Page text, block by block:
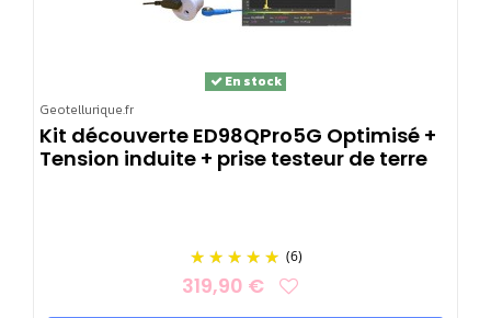
Geotellurique.fr
En stock
Kit découverte ED98QPro5G Optimisé +
Tension induite + prise testeur de terre
(6)
319,90 €